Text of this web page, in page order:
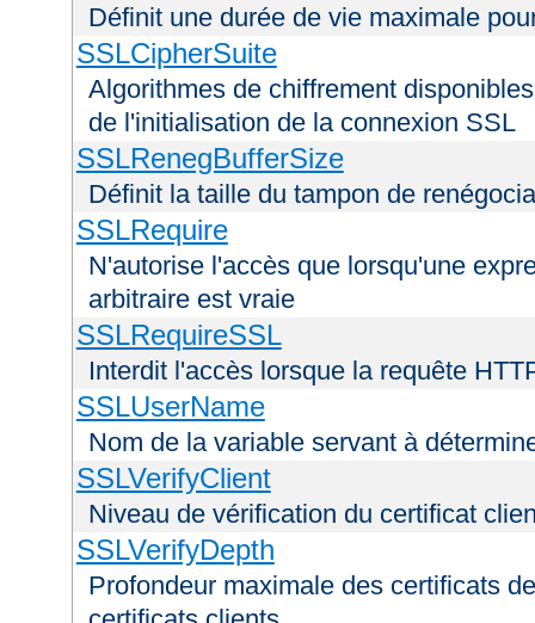
Définit une durée de vie maximale
SSLCipherSuite
Algorithmes de chiffrement
de l'initialisation de la connexion SSL
SSLRenegBufferSize
Définit la taille du tampon de
SSLRequire
N'autorise l'accès que lorsqu'une
arbitraire est vraie
SSLRequireSSL
Interdit l'accès lorsque la requête
SSLUserName
Nom de la variable servant à
SSLVerifyClient
Niveau de vérification du certificat
SSLVerifyDepth
Profondeur maximale des certificats